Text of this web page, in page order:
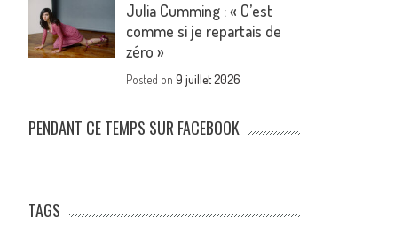
Julia Cumming : « C’est
comme si je repartais de
zéro »
Posted on9 juillet 2026
PENDANT CE TEMPS SUR FACEBOOK
TAGS